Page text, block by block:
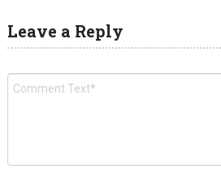
Leave a Reply